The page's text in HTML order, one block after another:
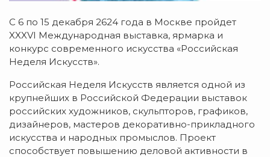
С 6 по 15 декабря 2624 года в Москве пройдет
XXXVI Международная выставка, ярмарка и
конкурс современного искусства «Российская
Неделя Искусств».
Российская Неделя Искусств является одной из
крупнейших в Российской Федерации выставок
российских художников, скульпторов, графиков,
дизайнеров, мастеров декоративно-прикладного
искусства и народных промыслов. Проект
способствует повышению деловой активности в